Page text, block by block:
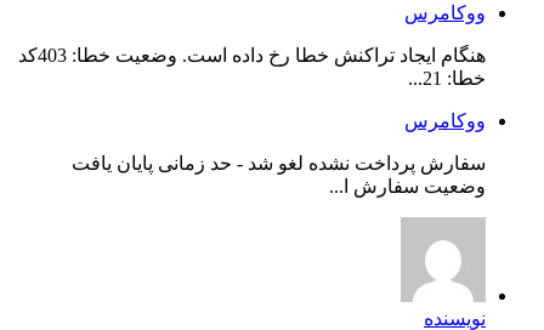
ووکامرس
هنگام ایجاد تراکنش خطا رخ داده است. وضعیت خطا: 403کد
خطا: 21...
ووکامرس
سفارش پرداخت نشده لغو شد - حد زمانی پایان یافت
وضعیت سفارش ا...
نویسنده